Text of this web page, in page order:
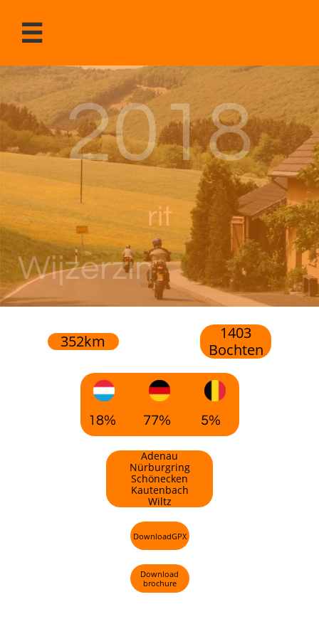

2018
rit
Wijzerzin
352km
1403
​Bochten
18% 77% 5%
Adenau
​​Nürburgring
Schönecken​
Kautenbach
Wiltz
DownloadGPX
Download
brochure